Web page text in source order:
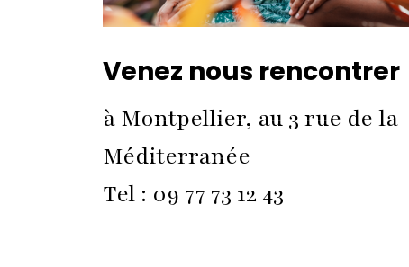
Venez nous rencontrer
à Montpellier, au 3 rue de la
Méditerranée
Tel : 09 77 73 12 43